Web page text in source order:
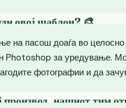
овој шаблон? 🎨
на пасош доаѓа во
Photoshop за уредување.
фотографии и да
производ, нашиот тим